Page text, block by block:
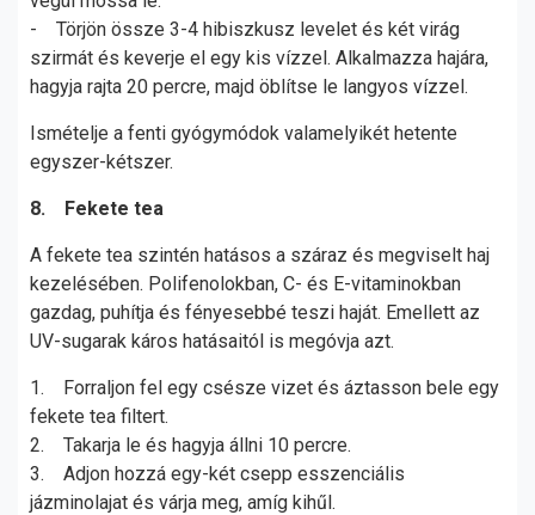
- Törjön össze 3-4 hibiszkusz levelet és két virág
szirmát és keverje el egy kis vízzel. Alkalmazza hajára,
hagyja rajta 20 percre, majd öblítse le langyos vízzel.
Ismételje a fenti gyógymódok valamelyikét hetente
egyszer-kétszer.
8. Fekete tea
A fekete tea szintén hatásos a száraz és megviselt haj
kezelésében. Polifenolokban, C- és E-vitaminokban
gazdag, puhítja és fényesebbé teszi haját. Emellett az
UV-sugarak káros hatásaitól is megóvja azt.
1. Forraljon fel egy csésze vizet és áztasson bele egy
fekete tea filtert.
2. Takarja le és hagyja állni 10 percre.
3. Adjon hozzá egy-két csepp esszenciális
jázminolajat és várja meg, amíg kihűl.